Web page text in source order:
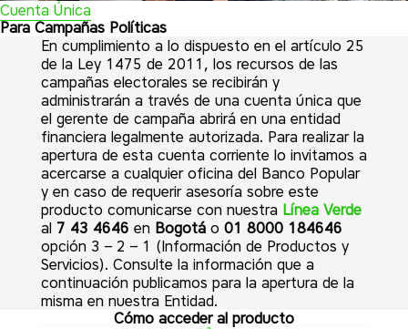
Cuenta Única
Para Campañas Políticas
En cumplimiento a lo dispuesto en el artículo 25
de la Ley 1475 de 2011, los recursos de las
campañas electorales se recibirán y
administrarán a través de una cuenta única que
el gerente de campaña abrirá en una entidad
financiera legalmente autorizada. Para realizar la
apertura de esta cuenta corriente lo invitamos a
acercarse a cualquier oficina del Banco Popular
y en caso de requerir asesoría sobre este
producto comunicarse con nuestra Línea Verde
al 7 43 4646 en Bogotá o 01 8000 184646
opción 3 – 2 – 1 (Información de Productos y
Servicios). Consulte la información que a
continuación publicamos para la apertura de la
misma en nuestra Entidad.
Cómo acceder al producto